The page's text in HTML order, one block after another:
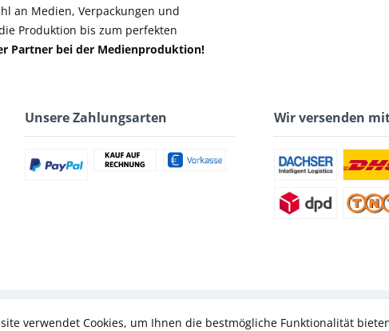
an Medien, Verpackungen und
Produktion bis zum perfekten
Partner bei der Medienproduktion!
Unsere Zahlungsarten Wir versenden
verwendet Cookies, um Ihnen die bestmögliche Funktionalität